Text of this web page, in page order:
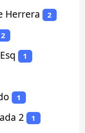
Herrera 2
2
1
1
2 1